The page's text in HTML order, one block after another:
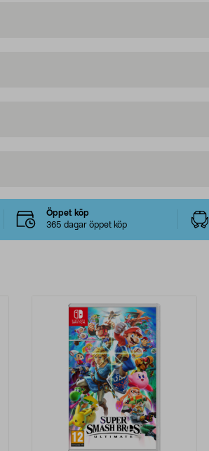
Öppet köp
365 dagar öppet köp